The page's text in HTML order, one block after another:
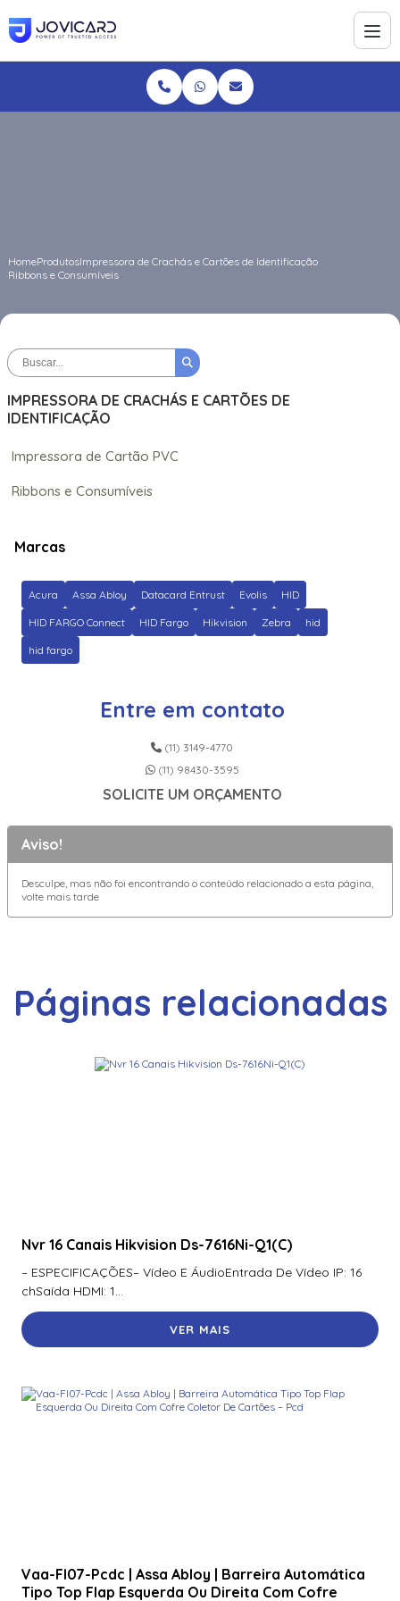
HomeProdutosImpressora de Crachás e Cartões de Identificação
Ribbons e Consumíveis
IMPRESSORA DE CRACHÁS E CARTÕES DE
IDENTIFICAÇÃO
Impressora de Cartão PVC
Ribbons e Consumíveis
Marcas
Acura Assa Abloy Datacard Entrust Evolis HID
HID FARGO Connect HID Fargo Hikvision Zebra hid
hid fargo
Entre em contato
(11) 3149-4770
(11) 98430-3595
SOLICITE UM ORÇAMENTO
Aviso!
Desculpe, mas não foi encontrando o conteúdo relacionado a esta página,
volte mais tarde
Páginas relacionadas
Nvr 16 Canais Hikvision Ds-7616Ni-Q1(C)
– ESPECIFICAÇÕES– Vídeo E ÁudioEntrada De Vídeo IP: 16
chSaída HDMI: 1...
VER MAIS
Vaa-Fl07-Pcdc | Assa Abloy | Barreira Automática
Tipo Top Flap Esquerda Ou Direita Com Cofre